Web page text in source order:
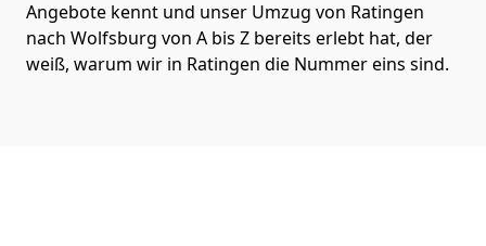
Angebote kennt und unser Umzug von Ratingen
nach Wolfsburg von A bis Z bereits erlebt hat, der
weiß, warum wir in Ratingen die Nummer eins sind.